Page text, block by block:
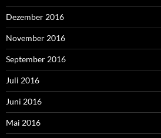
Dezember 2016
November 2016
September 2016
Juli 2016
Juni 2016
Mai 2016